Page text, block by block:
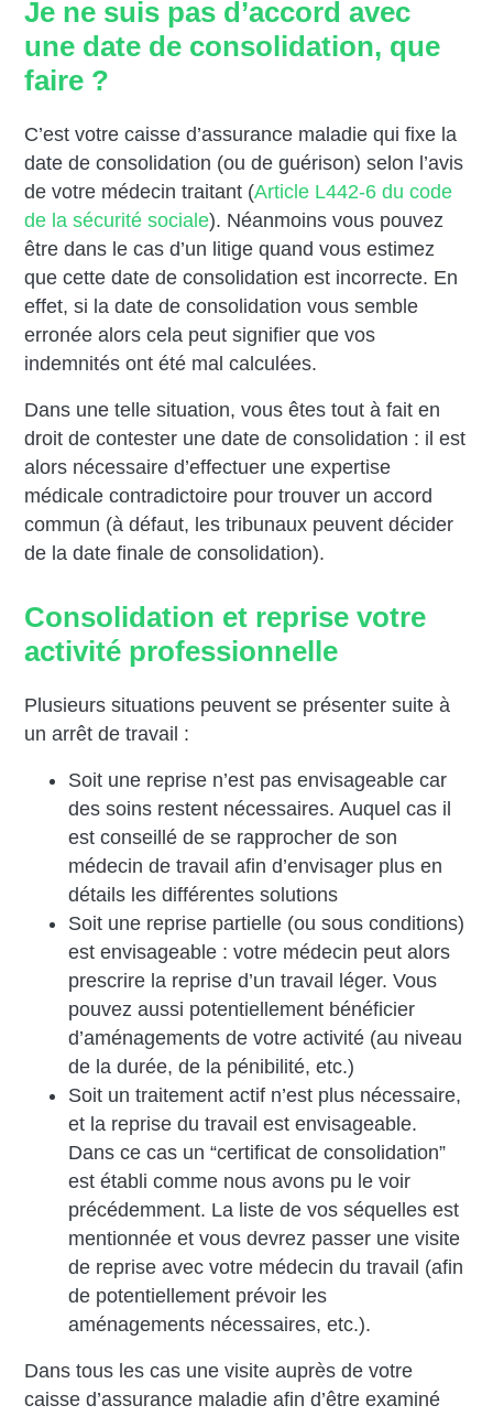
Je ne suis pas d’accord avec
une date de consolidation, que
faire ?
C’est votre caisse d’assurance maladie qui fixe la
date de consolidation (ou de guérison) selon l’avis
de votre médecin traitant (Article L442-6 du code
de la sécurité sociale). Néanmoins vous pouvez
être dans le cas d’un litige quand vous estimez
que cette date de consolidation est incorrecte. En
effet, si la date de consolidation vous semble
erronée alors cela peut signifier que vos
indemnités ont été mal calculées.
Dans une telle situation, vous êtes tout à fait en
droit de contester une date de consolidation : il est
alors nécessaire d’effectuer une expertise
médicale contradictoire pour trouver un accord
commun (à défaut, les tribunaux peuvent décider
de la date finale de consolidation).
Consolidation et reprise votre
activité professionnelle
Plusieurs situations peuvent se présenter suite à
un arrêt de travail :
Soit une reprise n’est pas envisageable car
des soins restent nécessaires. Auquel cas il
est conseillé de se rapprocher de son
médecin de travail afin d’envisager plus en
détails les différentes solutions
Soit une reprise partielle (ou sous conditions)
est envisageable : votre médecin peut alors
prescrire la reprise d’un travail léger. Vous
pouvez aussi potentiellement bénéficier
d’aménagements de votre activité (au niveau
de la durée, de la pénibilité, etc.)
Soit un traitement actif n’est plus nécessaire,
et la reprise du travail est envisageable.
Dans ce cas un “certificat de consolidation”
est établi comme nous avons pu le voir
précédemment. La liste de vos séquelles est
mentionnée et vous devrez passer une visite
de reprise avec votre médecin du travail (afin
de potentiellement prévoir les
aménagements nécessaires, etc.).
Dans tous les cas une visite auprès de votre
caisse d’assurance maladie afin d’être examiné